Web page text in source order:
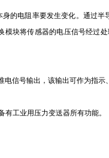
的电阻率要发生变化。通过半
块将传感器的电压信号经过处
信号输出，该输出可作为指示
工业用压力变送器所有功能。